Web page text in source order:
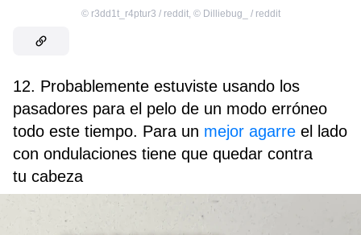
© r3dd1t_r4ptur3 / reddit, © Dilliebug_ / reddit
12. Probablemente estuviste usando los
pasadores para el pelo de un modo erróneo
todo este tiempo. Para un mejor agarre el lado
con ondulaciones tiene que quedar contra
tu cabeza